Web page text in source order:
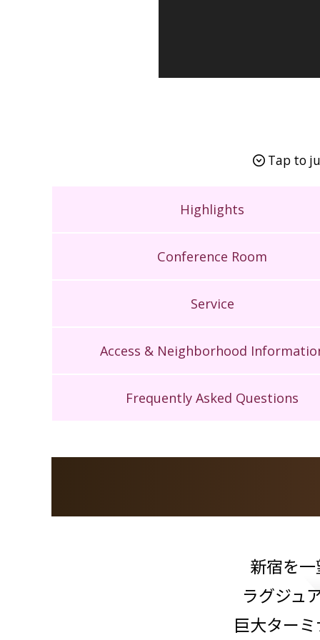
Tap to
Highlights
Conference Room
Service
Access & Neighborhood
Frequently Asked Questions
新宿を
ラグジュ
巨大ター